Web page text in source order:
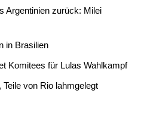
Argentinien zurück: Milei
in Brasilien
Komitees für Lulas Wahlkampf
von Rio lahmgelegt